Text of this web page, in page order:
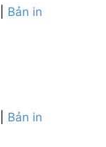
Bản in
Bản in